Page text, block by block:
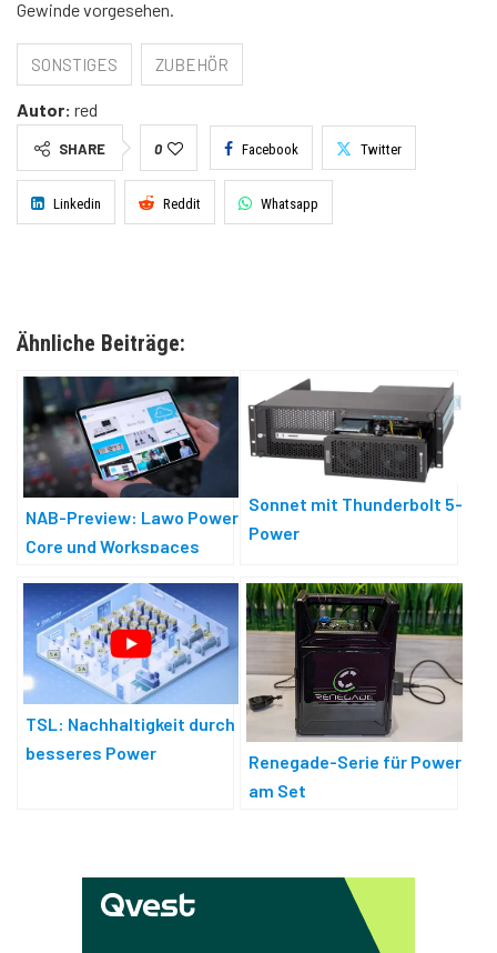
Gewinde vorgesehen.
SONSTIGES ZUBEHÖR
Autor: red
SHARE 0 Facebook Twitter
Linkedin Reddit Whatsapp
Ähnliche Beiträge:
NAB-Preview: Lawo Power
Core und Workspaces
Sonnet mit Thunderbolt 5-
Power
TSL: Nachhaltigkeit durch
besseres Power
Renegade-Serie für Power
am Set